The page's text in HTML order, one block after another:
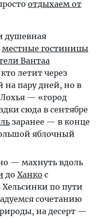
отдыхаем от
душевная
местные гостиницы
Вантаа
летит через
пару дней, но в
— «город
сюда в сентябре
заранее — в конце
яблочный
— махнуть вдоль
до Ханко с
по пути
сочетанию
на десерт —